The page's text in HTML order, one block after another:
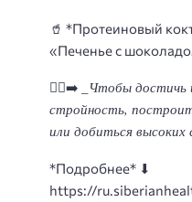
🥤 *Протеиновый
«Печенье с
🏃‍♀‍➡
_Чтобы достичь
стройность,
или добиться высоких
*Подробнее* ⬇
https://